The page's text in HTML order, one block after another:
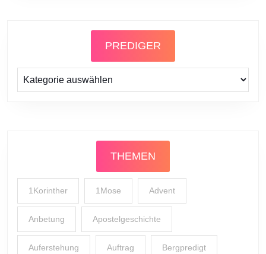
PREDIGER
Prediger
THEMEN
1Korinther 1Mose Advent
Anbetung Apostelgeschichte
Auferstehung Auftrag Bergpredigt